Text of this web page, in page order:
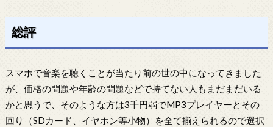
総評
スマホで音楽を聴くことが当たり前の世の中になってきました
が、価格の問題や年齢の問題などで持てない人もまだまだいる
かと思うで、そのような方は3千円弱でMP3プレイヤーとその
回り（SDカード、イヤホン等小物）を全て揃えられるので選択